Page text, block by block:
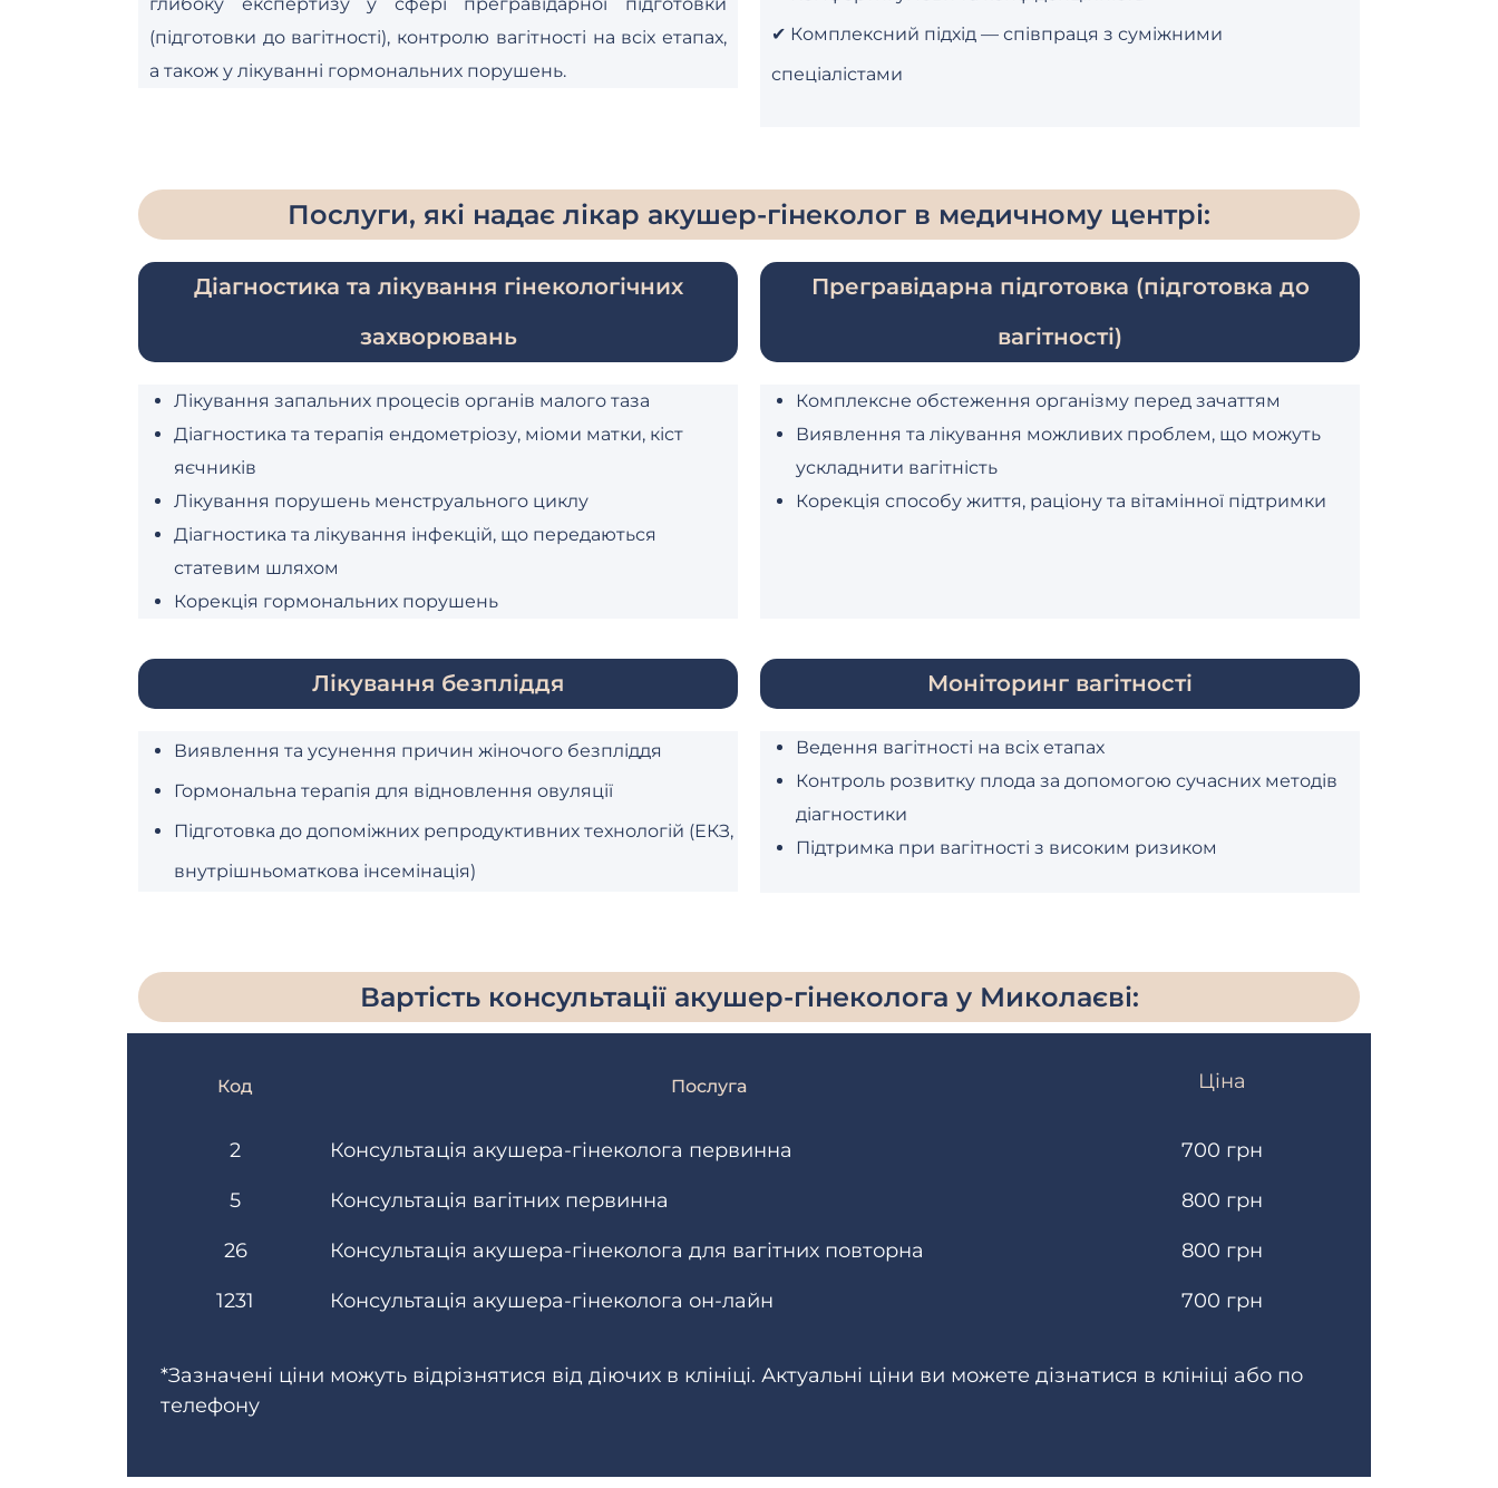
(підготовки до вагітності), контролю вагітності на всіх етапах,
а також у лікуванні гормональних порушень.
✔ Комплексний підхід — співпраця з суміжними
спеціалістами
Послуги, які надає лікар акушер-гінеколог в медичному центрі:
Діагностика та лікування гінекологічних
захворювань
Лікування запальних процесів органів малого таза
Діагностика та терапія ендометріозу, міоми матки, кіст
яєчників
Лікування порушень менструального циклу
Діагностика та лікування інфекцій, що передаються
статевим шляхом
Корекція гормональних порушень
Прегравідарна підготовка (підготовка до
вагітності)
Комплексне обстеження організму перед зачаттям
Виявлення та лікування можливих проблем, що можуть
ускладнити вагітність
Корекція способу життя, раціону та вітамінної підтримки
Лікування безпліддя
Виявлення та усунення причин жіночого безпліддя
Гормональна терапія для відновлення овуляції
Підготовка до допоміжних репродуктивних технологій (ЕКЗ,
внутрішньоматкова інсемінація)
Моніторинг вагітності
Ведення вагітності на всіх етапах
Контроль розвитку плода за допомогою сучасних методів
діагностики
Підтримка при вагітності з високим ризиком
Вартість консультації акушер-гінеколога у Миколаєві:
Код Послуга Ціна
2 Консультація акушера-гінеколога первинна 700 грн
5 Консультація вагітних первинна 800 грн
26 Консультація акушера-гінеколога для вагітних повторна 800 грн
1231 Консультація акушера-гінеколога он-лайн 700 грн
*Зазначені ціни можуть відрізнятися від діючих в клініці. Актуальні ціни ви можете дізнатися в клініці або по
телефону